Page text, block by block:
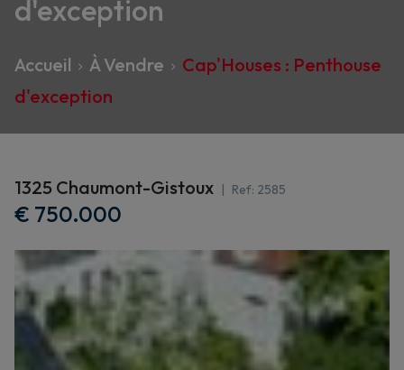
d'exception
Accueil À Vendre
Cap'Houses : Penthouse
d'exception
1325 Chaumont-Gistoux Ref: 2585
€ 750.000